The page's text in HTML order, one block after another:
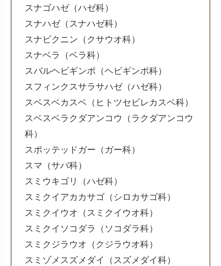
スナゴハゼ（ハゼ科）
スナハゼ（スナハゼ科）
スナビクニン（クサウオ科）
スナベラ（ベラ科）
スバルヘビギンポ（ヘビギンポ科）
スフィンクスサラサハゼ（ハゼ科）
スベスベカスベ（ヒトツセビレカスベ科）
スベスベラクダアンコウ（ラクダアンコウ
科）
スポッテッドガー（ガー科）
スマ（サバ科）
スミウキゴリ（ハゼ科）
スミクイアカカサゴ（シロカサゴ科）
スミクイウオ（スミクイウオ科）
スミクイソコダラ（ソコダラ科）
スミクジラウオ（クジラウオ科）
スミゾメスズメダイ（スズメダイ科）